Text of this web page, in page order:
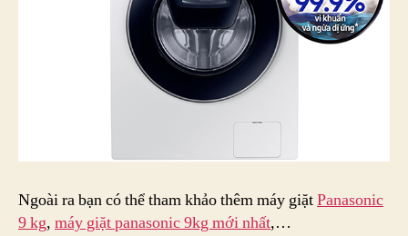
Ngoài ra bạn có thể tham khảo thêm máy giặtPanasonic
9 kg, máy giặt panasonic 9kg mới nhất,…